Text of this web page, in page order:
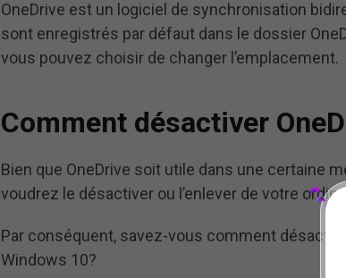
OneDrive est un logiciel de synchronisation
sont enregistrés par défaut dans le dossier
vous pouvez choisir de changer l’emplacement.
Comment désactiver
Bien que OneDrive soit utile dans une certaine
voudrez le désactiver ou l’enlever de votre
Par conséquent, savez-vous comment
Windows 10?